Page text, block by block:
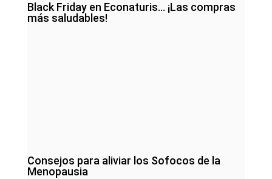
Black Friday en Econaturis… ¡Las compras
más saludables!
Consejos para aliviar los Sofocos de la
Menopausia